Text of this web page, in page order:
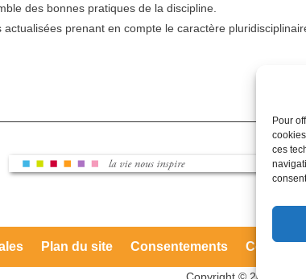
Pour
ces
des bonnes pratiques de la discipline.
prenant en compte le caractère
Plan du site Consentements Cookies
Copyright © 2023 –